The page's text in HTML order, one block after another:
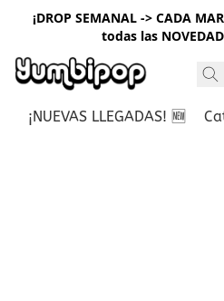
¡DROP SEMANAL -> CADA
todas las
¡NUEVAS LLEGADAS! 🆕